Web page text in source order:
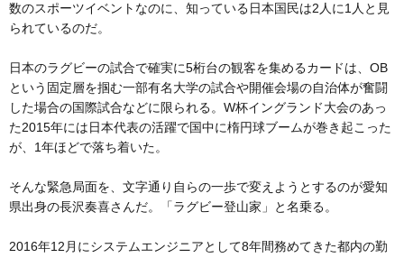
数のスポーツイベントなのに、知っている日本国民は2人に1人と見
られているのだ。
日本のラグビーの試合で確実に5桁台の観客を集めるカードは、OB
という固定層を掴む一部有名大学の試合や開催会場の自治体が奮闘
した場合の国際試合などに限られる。W杯イングランド大会のあっ
た2015年には日本代表の活躍で国中に楕円球ブームが巻き起こった
が、1年ほどで落ち着いた。
そんな緊急局面を、文字通り自らの一歩で変えようとするのが愛知
県出身の長沢奏喜さんだ。「ラグビー登山家」と名乗る。
2016年12月にシステムエンジニアとして8年間務めてきた都内の勤